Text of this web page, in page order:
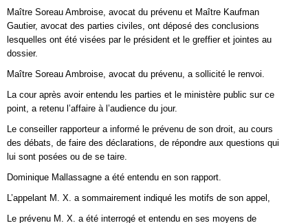
Maître Soreau Ambroise, avocat du prévenu et Maître Kaufman
Gautier, avocat des parties civiles, ont déposé des conclusions
lesquelles ont été visées par le président et le greffier et jointes au
dossier.
Maître Soreau Ambroise, avocat du prévenu, a sollicité le renvoi.
La cour après avoir entendu les parties et le ministère public sur ce
point, a retenu l’affaire à l’audience du jour.
Le conseiller rapporteur a informé le prévenu de son droit, au cours
des débats, de faire des déclarations, de répondre aux questions qui
lui sont posées ou de se taire.
Dominique Mallassagne a été entendu en son rapport.
L’appelant M. X. a sommairement indiqué les motifs de son appel,
Le prévenu M. X. a été interrogé et entendu en ses moyens de